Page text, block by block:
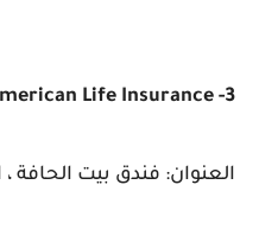
3- American Life Insurance
العنوان: فندق بيت الحافة